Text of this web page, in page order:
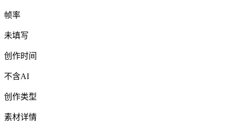
帧率
未填写
创作时间
不含AI
创作类型
素材详情